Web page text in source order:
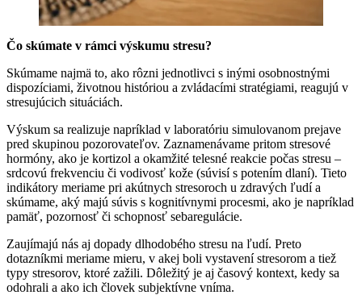
Čo skúmate v rámci výskumu stresu?
Skúmame najmä to, ako rôzni jednotlivci s inými osobnostnými
dispozíciami, životnou históriou a zvládacími stratégiami, reagujú v
stresujúcich situáciách.
Výskum sa realizuje napríklad v laboratóriu simulovanom prejave
pred skupinou pozorovateľov. Zaznamenávame pritom stresové
hormóny, ako je kortizol a okamžité telesné reakcie počas stresu –
srdcovú frekvenciu či vodivosť kože (súvisí s potením dlaní). Tieto
indikátory meriame pri akútnych stresoroch u zdravých ľudí a
skúmame, aký majú súvis s kognitívnymi procesmi, ako je napríklad
pamäť, pozornosť či schopnosť sebaregulácie.
Zaujímajú nás aj dopady dlhodobého stresu na ľudí. Preto
dotazníkmi meriame mieru, v akej boli vystavení stresorom a tiež
typy stresorov, ktoré zažili. Dôležitý je aj časový kontext, kedy sa
odohrali a ako ich človek subjektívne vníma.